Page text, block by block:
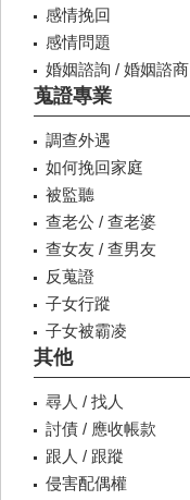
感情挽回
感情問題
婚姻諮詢 / 婚姻諮商
蒐證專業
調查外遇
如何挽回家庭
被監聽
查老公 / 查老婆
查女友 / 查男友
反蒐證
子女行蹤
子女被霸凌
其他
尋人 / 找人
討債 / 應收帳款
跟人 / 跟蹤
侵害配偶權